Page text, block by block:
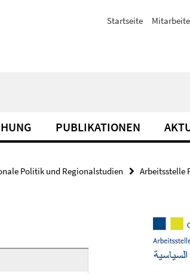
Startseite
PUBLIKATIONEN
Politik und Regionalstudien Arbeitsstelle